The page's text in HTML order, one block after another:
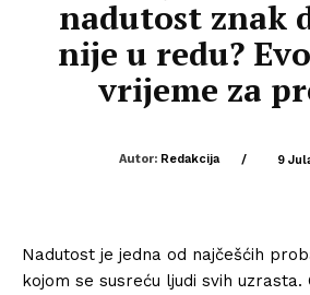
nadutost znak
nije u redu?
vrijeme za
Autor: Redakcija / 9
Nadutost je jedna od najčešćih
kojom se susreću ljudi svih uzrasta.